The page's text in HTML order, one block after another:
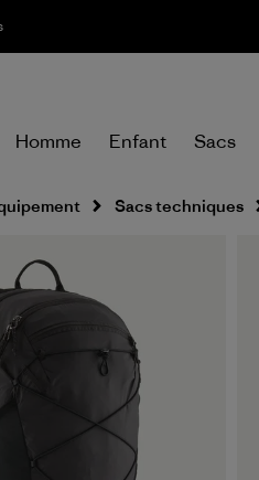
Homme Enfant Sacs
Sacs techniques